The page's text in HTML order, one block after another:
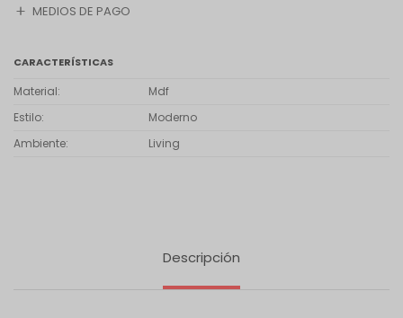
MEDIOS DE PAGO
CARACTERÍSTICAS
Material
Mdf
Estilo
Moderno
Ambiente
Living
Descripción